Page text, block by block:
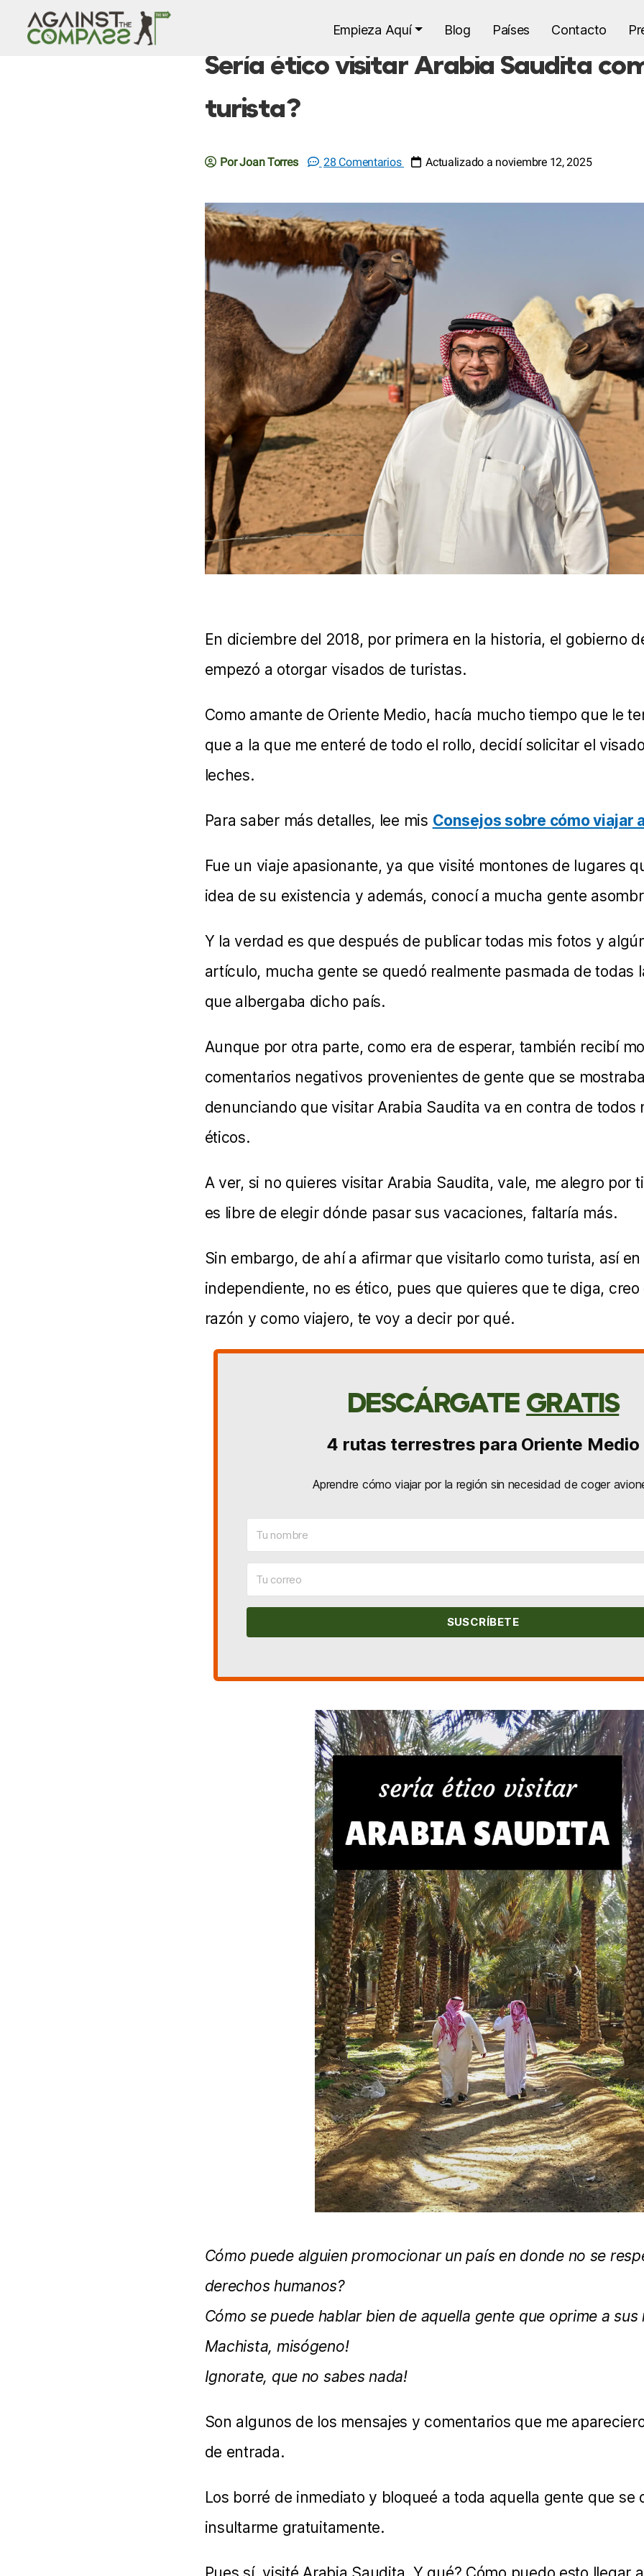
Empieza Aquí Blog Países Contacto
Sería ético visitar Arabia Saudita
turista?
Por Joan Torres 28 Comentarios Actualizado a noviembre 12, 2025
En diciembre del 2018, por primera en la historia, el gobierno
empezó a otorgar visados de turistas.
Como amante de Oriente Medio, hacía mucho tiempo que le
que a la que me enteré de todo el rollo, decidí solicitar el
leches.
Para saber más detalles, lee mis Consejos sobre cómo viajar
Fue un viaje apasionante, ya que visité montones de lugares
idea de su existencia y además, conocí a mucha gente
Y la verdad es que después de publicar todas mis fotos y
artículo, mucha gente se quedó realmente pasmada de todas
que albergaba dicho país.
Aunque por otra parte, como era de esperar, también recibí
comentarios negativos provenientes de gente que se
denunciando que visitar Arabia Saudita va en contra de todos
éticos.
A ver, si no quieres visitar Arabia Saudita, vale, me alegro por
es libre de elegir dónde pasar sus vacaciones, faltaría más.
Sin embargo, de ahí a afirmar que visitarlo como turista, así en
independiente, no es ético, pues que quieres que te diga,
razón y como viajero, te voy a decir por qué.
DESCÁRGATEGRATIS
4 rutas terrestres para Oriente Medio
Aprendre cómo viajar por la región sin necesidad de coger
SUSCRÍBETE
Cómo puede alguien promocionar un país en donde no se
derechos humanos?
Cómo se puede hablar bien de aquella gente que oprime a sus
Machista, misógeno!
Ignorate, que no sabes nada!
Son algunos de los mensajes y comentarios que me
de entrada.
Los borré de inmediato y bloqueé a toda aquella gente que se
insultarme gratuitamente.